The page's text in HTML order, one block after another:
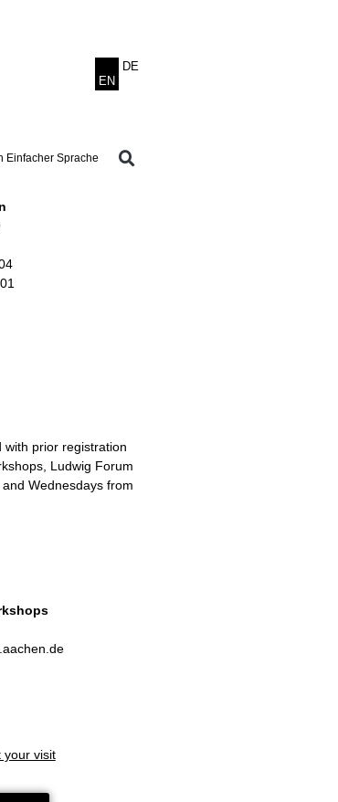
Einfacher Sprache
with prior registration
Ludwig Forum
Wednesdays from
your visit